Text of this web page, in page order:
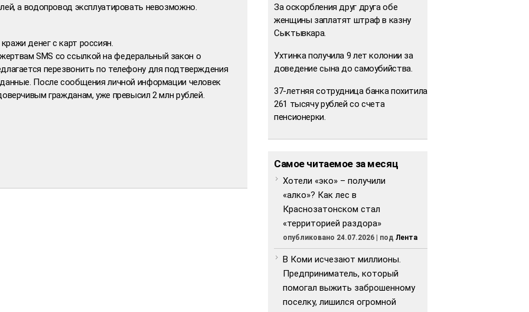
а водопровод эксплуатировать невозможно.
денег с карт россиян.
SMS со ссылкой на федеральный закон о
перезвонить по телефону для подтверждения
После сообщения личной информации человек
гражданам, уже превысил 2 млн рублей.
За оскорбления друг друга обе
женщины заплатят штраф в казну
Сыктывкара.
Ухтинка получила 9 лет колонии за
доведение сына до самоубийства.
37-летняя сотрудница банка похитила
261 тысячу рублей со счета
пенсионерки.
Самое читаемое за месяц
Хотели «эко» – получили
«алко»? Как лес в
Краснозатонском стал
«территорией раздора»
опубликовано 24.07.2026 | под Лента
В Коми исчезают миллионы.
Предприниматель, который
помогал выжить заброшенному
поселку, лишился огромной